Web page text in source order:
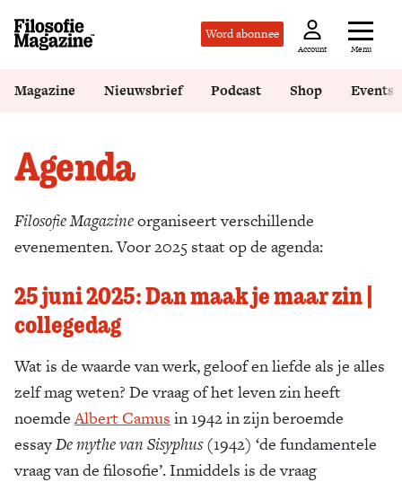
Word abonnee
Account Menu
Magazine Nieuwsbrief Podcast Shop Events
Agenda
Filosofie Magazineorganiseert verschillende
evenementen. Voor 2025 staat op de agenda:
25 juni 2025: Dan maak je maar zin |
collegedag
Wat is de waarde van werk, geloof en liefde als je alles
zelf mag weten? De vraag of het leven zin heeft
noemdeAlbert Camus in 1942 in zijn beroemde
essayDe mythe van Sisyphus(1942) ‘de fundamentele
vraag van de filosofie’. Inmiddels is de vraag